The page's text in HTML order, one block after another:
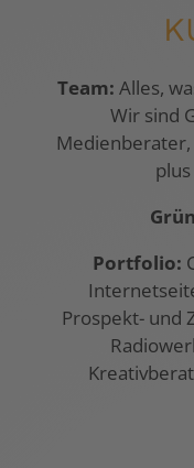
Team: Alles,
Wir sind
Portfolio:
Prospekt- und